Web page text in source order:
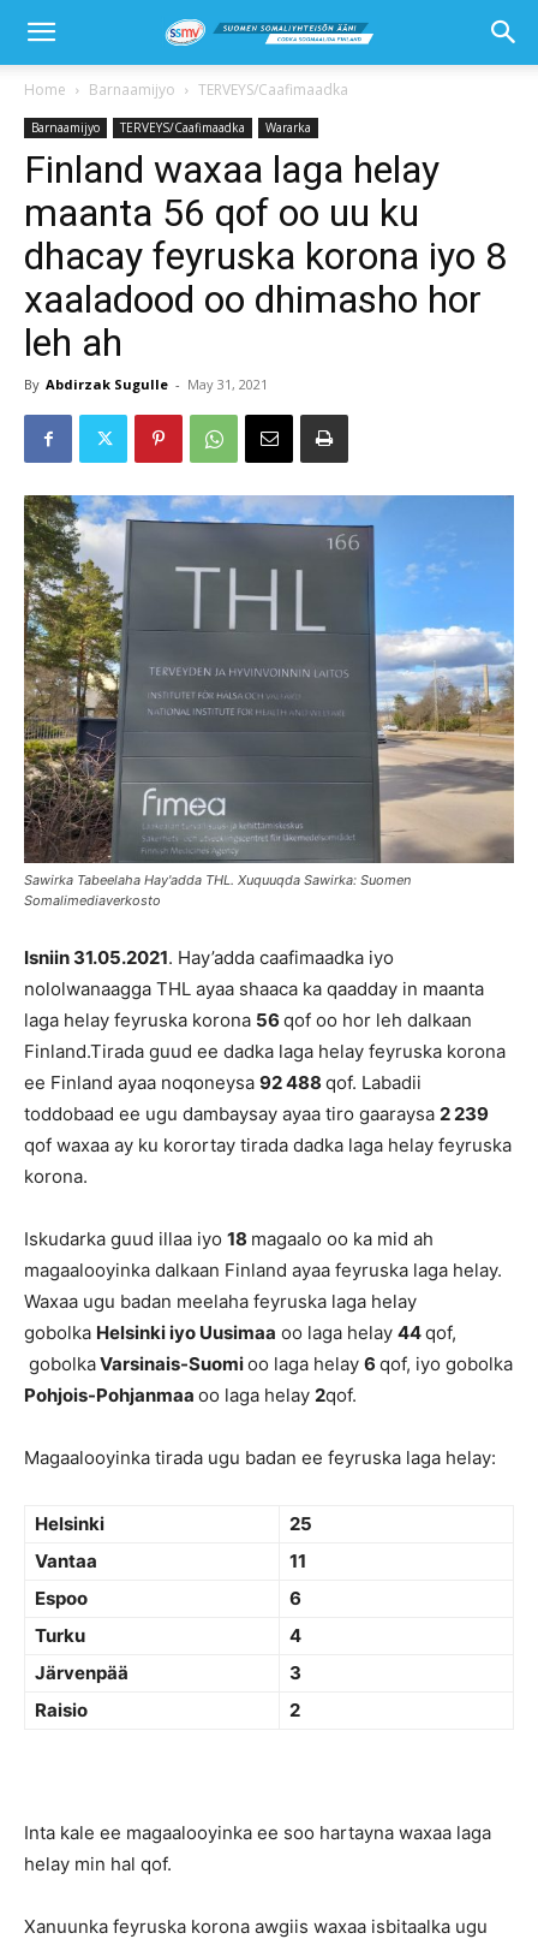
Home Barnaamijyo TERVEYS/Caafimaadka
Barnaamijyo TERVEYS/Caafimaadka Wararka
Finland waxaa laga helay
maanta 56 qof oo uu ku
dhacay feyruska korona iyo 8
xaaladood oo dhimasho hor
leh ah
By Abdirzak Sugulle - May 31, 2021
Sawirka Tabeelaha Hay'adda THL. Xuquuqda Sawirka: Suomen
Somalimediaverkosto
Isniin 31.05.2021. Hay’adda caafimaadka iyo
nololwanaagga THL ayaa shaaca ka qaadday in maanta
laga helay feyruska korona 56 qof oo hor leh dalkaan
Finland.Tirada guud ee dadka laga helay feyruska korona
ee Finland ayaa noqoneysa 92 488 qof. Labadii
toddobaad ee ugu dambaysay ayaa tiro gaaraysa 2 239
qof waxaa ay ku korortay tirada dadka laga helay feyruska
korona.
Iskudarka guud illaa iyo 18 magaalo oo ka mid ah
magaalooyinka dalkaan Finland ayaa feyruska laga helay.
Waxaa ugu badan meelaha feyruska laga helay
gobolka Helsinki iyo Uusimaa oo laga helay 44qof,
gobolkaVarsinais-Suomioo laga helay 6 qof, iyo gobolka
Pohjois-Pohjanmaa oo laga helay 2qof.
Magaalooyinka tirada ugu badan ee feyruska laga helay:
Helsinki
25
Vantaa
11
Espoo
6
Turku
4
Järvenpää
3
Raisio
2
Inta kale ee magaalooyinka ee soo hartayna waxaa laga
helay min hal qof.
Xanuunka feyruska korona awgiis waxaa isbitaalka ugu